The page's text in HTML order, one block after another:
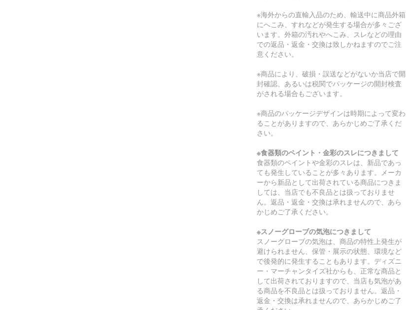
※海外からの直輸入品のため、輸送中に商品外箱
にへこみ、すれなどが発生する場合が多々ござ
います。外箱の汚れやへこみ、スレなどの理由
での返品・返金・交換は致しかねますのでご注
意ください。
※商品により、破損・誤送などがないか当店で開
封確認、あるいは税関でパッケージの開封検査
がされる場合もございます。
※商品のパッケージデザインは時期によって変わ
ることがありますので、あらかじめご了承くだ
さい。
※食器類のペイント・金彩のスレにつきまして
食器類のペイントや金彩のスレは、新品であっ
ても発生していることが多々あります。メーカ
ーから新品として出荷されている商品につきま
しては、当店でも不良品とは扱っておりませ
ん。返品・返金・交換は承れませんので、あら
かじめご了承ください。
※スノーグローブの気泡につきまして
スノーグローブの気泡は、商品の特性上発生が
避けられません、保管・展示の状態、環境など
で後発的に発生することもあります。ディズニ
ー・マーチャンタイズ社からも、正常な商品と
して出荷されておりますので、当店も気泡があ
る商品を不良品とは扱っておりません。返品・
返金・交換は承れませんので、あらかじめご了